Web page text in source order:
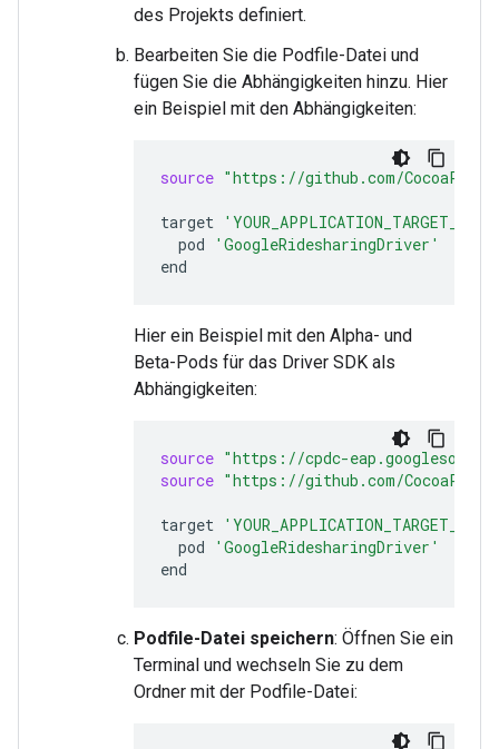
des Projekts definiert.
Bearbeiten Sie die Podfile-Datei und
fügen Sie die Abhängigkeiten hinzu. Hier
ein Beispiel mit den Abhängigkeiten:
source "https://github.com/
target
pod
'GoogleRidesharingDriver'
Hier ein Beispiel mit den Alpha- und
Beta-Pods für das Driver SDK als
Abhängigkeiten:
source "https://cpdc-
source "https://github.com/
target
pod
'GoogleRidesharingDriver'
Podfile-Datei speichern: Öffnen Sie ein
Terminal und wechseln Sie zu dem
Ordner mit der Podfile-Datei: